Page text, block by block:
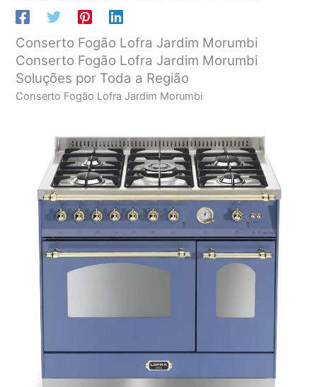
Conserto Fogão Lofra Jardim Morumbi
Conserto Fogão Lofra Jardim Morumbi
Soluções por Toda a Região
Conserto Fogão Lofra Jardim Morumbi